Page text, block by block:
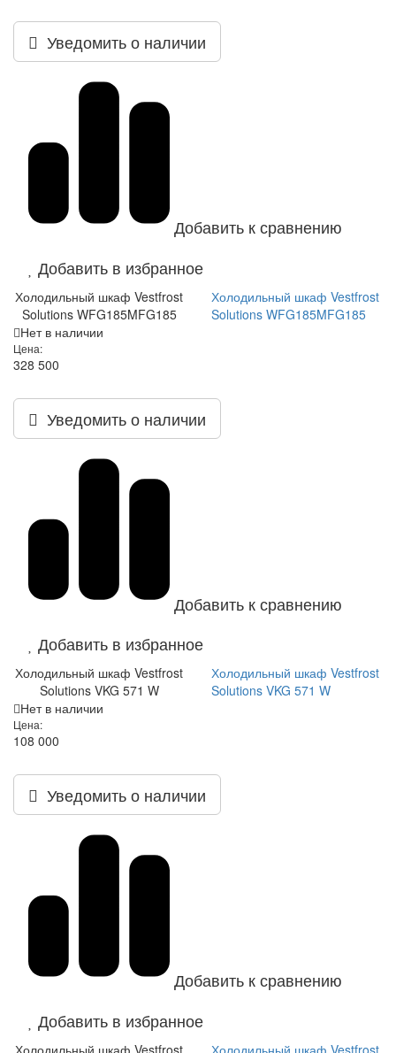
Уведомить о наличии
Добавить к сравнению
Добавить в избранное
Холодильный шкаф Vestfrost
Solutions WFG185MFG185
Холодильный шкаф Vestfrost
Solutions WFG185MFG185
Нет в наличии
Цена:
328 500
Уведомить о наличии
Добавить к сравнению
Добавить в избранное
Холодильный шкаф Vestfrost
Solutions VKG 571 W
Холодильный шкаф Vestfrost
Solutions VKG 571 W
Нет в наличии
Цена:
108 000
Уведомить о наличии
Добавить к сравнению
Добавить в избранное